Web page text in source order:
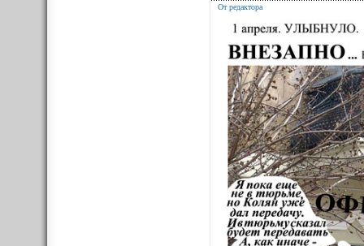
От редактора